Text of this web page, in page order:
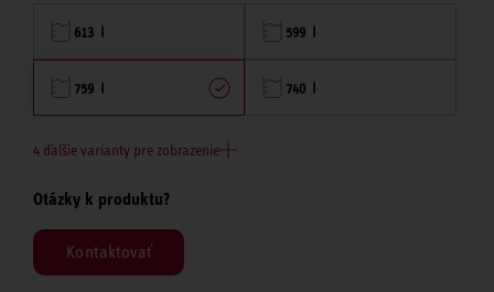
613 l 599 l
759 l 740 l
4 ďalšie varianty pre zobrazenie
Otázky k produktu?
Kontaktovať